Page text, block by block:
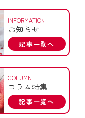
INFORMATION
お知らせ
記事一覧へ
COLUMN
コラム特集
記事一覧へ